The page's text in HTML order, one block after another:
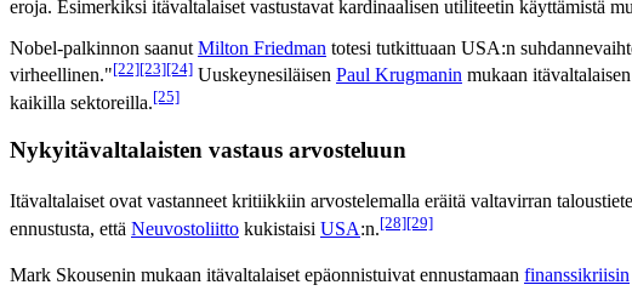
eroja. Esimerkiksi itävaltalaiset vastustavat kardinaalisen utiliteetin käyttämistä
Nobel-palkinnon saanut Milton Friedman totesi tutkittuaan USA:n
virheellinen."[22][23][24] Uuskeynesiläisen Paul Krugmanin mukaan
kaikilla sektoreilla.[25]
Nykyitävaltalaisten vastaus arvosteluun
Itävaltalaiset ovat vastanneet kritiikkiin arvostelemalla eräitä valtavirran
ennustusta, että Neuvostoliitto kukistaisi USA:n.[28][29]
Mark Skousenin mukaan itävaltalaiset epäonnistuivat ennustamaan finanssikriisin